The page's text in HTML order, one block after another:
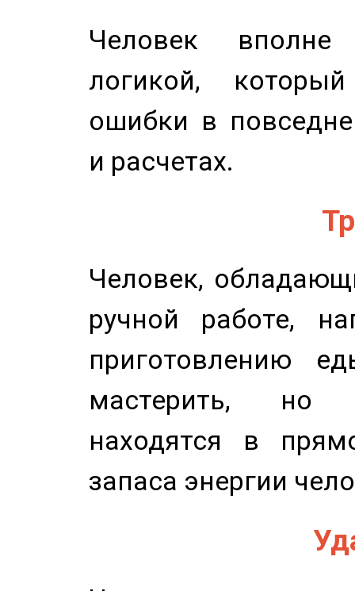
Человек
логикой,
ошибки в
и расчетах.
Человек,
ручной работе,
приготовлению
мастерить, но
находятся в
запаса энергии